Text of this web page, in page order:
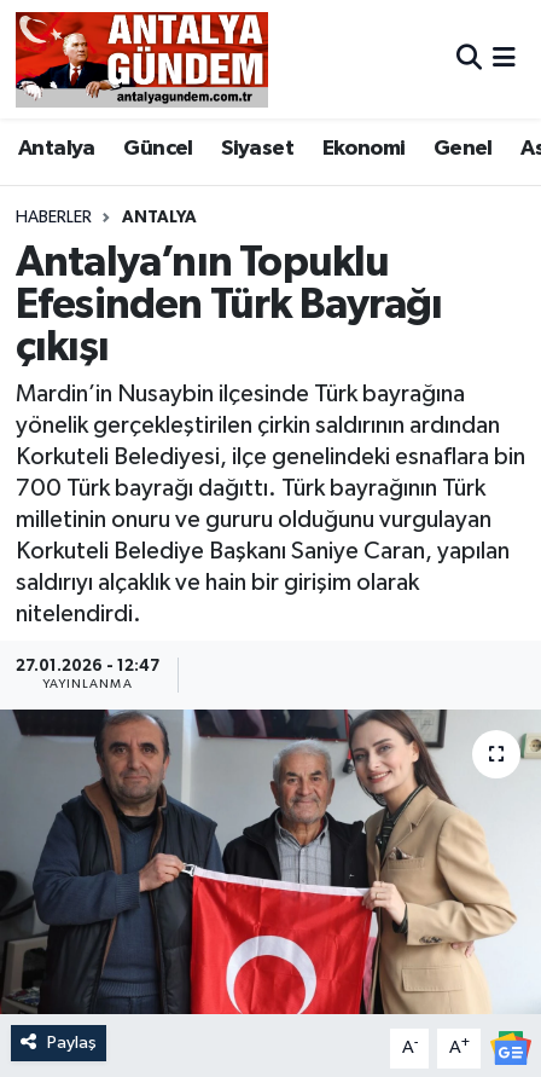
Antalya Güncel Siyaset Ekonomi Genel
HABERLER ANTALYA
Antalya’nın Topuklu
Efesinden Türk Bayrağı
çıkışı
Mardin’in Nusaybin ilçesinde Türk bayrağına
yönelik gerçekleştirilen çirkin saldırının ardından
Korkuteli Belediyesi, ilçe genelindeki esnaflara bin
700 Türk bayrağı dağıttı. Türk bayrağının Türk
milletinin onuru ve gururu olduğunu vurgulayan
Korkuteli Belediye Başkanı Saniye Caran, yapılan
saldırıyı alçaklık ve hain bir girişim olarak
nitelendirdi.
27.01.2026 - 12:47
YAYINLANMA
Paylaş A- A+
Antalya
Asayiş
Bilim & Teknoloji
Bölge
EĞİTİM
Ekonomi
Genel
Görüntülü Haber
Güncel
Magazin
Resmi İlan
Sağlık & Yaşam
Siyaset
Spor
Antalya Nöbetçi Eczaneler
Antalya Hava Durumu
Antalya Namaz Vakitleri
Antalya Trafik Yoğunluk Haritası
Süper Lig Puan Durumu ve Fikstür
Tüm Manşetler
Son Dakika Haberleri
Haber Arşivi